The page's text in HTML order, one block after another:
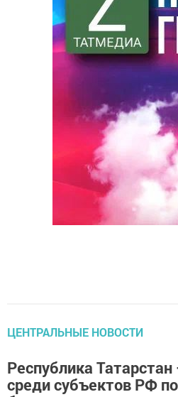
ЦЕНТРАЛЬНЫЕ НОВОСТИ
Республика
среди субъектов РФ